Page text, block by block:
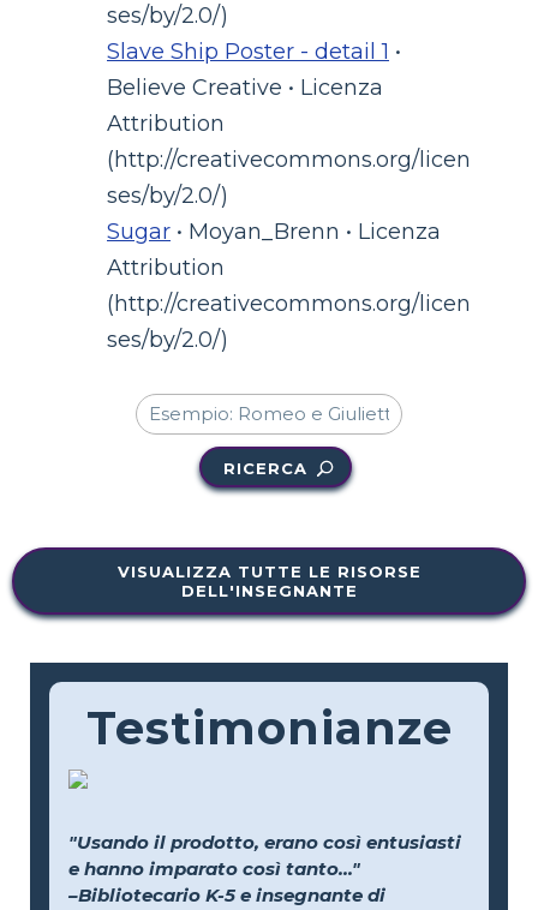
ses/by/2.0/)
Slave Ship Poster - detail 1 •
Believe Creative • Licenza
Attribution
(http://creativecommons.org/licen
ses/by/2.0/)
Sugar • Moyan_Brenn • Licenza
Attribution
(http://creativecommons.org/licen
ses/by/2.0/)
RICERCA
VISUALIZZA TUTTE LE RISORSE
DELL'INSEGNANTE
Testimonianze
"Usando il prodotto, erano così entusiasti
e hanno imparato così tanto..."
–Bibliotecario K-5 e insegnante di